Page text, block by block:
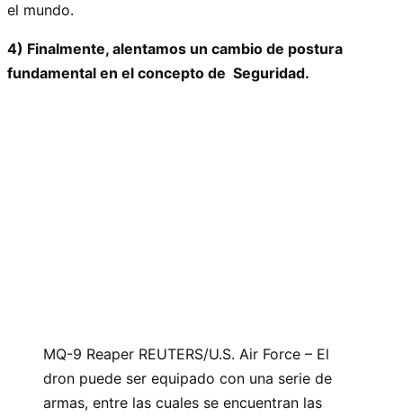
el mundo.
4) Finalmente, alentamos un cambio de postura
fundamental en el concepto de Seguridad.
MQ-9 Reaper REUTERS/U.S. Air Force – El
dron puede ser equipado con una serie de
armas, entre las cuales se encuentran las